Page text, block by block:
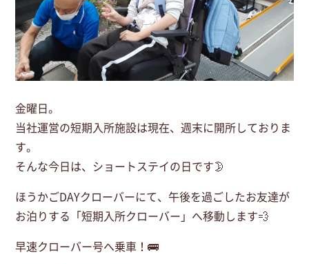
金曜日。
当社運営の短期入所施設は現在、週末に開所しておりま
す。
そんな今日は、ショートステイの日です🌛
ほうかごDAYクローバーにて、午後を過ごしたお友達が
お泊りする 「短期入所クローバー」 へ移動します💨
早速クローバー号へ乗車！🚌